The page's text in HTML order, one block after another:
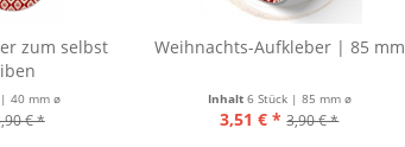
zum selbst
40 mm ø
€ *
Weihnachts-Aufkleber | 85 mm
Inhalt 6 Stück | 85 mm ø
3,51 € * 3,90 € *